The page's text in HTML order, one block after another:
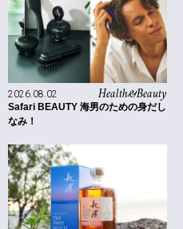
Health&Beauty
2026.08.02
Safari BEAUTY 海男のための身だし
なみ！